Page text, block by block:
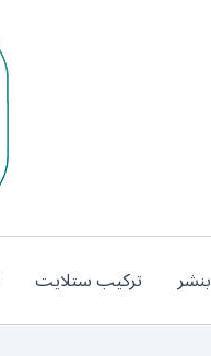
بنشر تركيب ستلايت